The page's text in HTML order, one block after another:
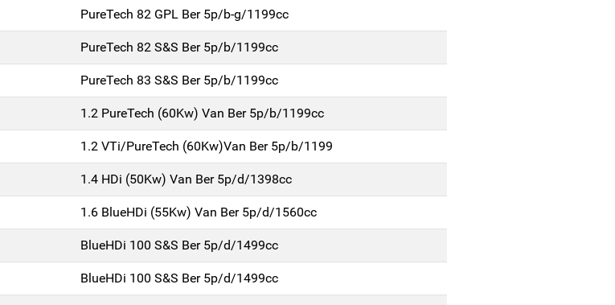
PureTech 82 GPL Ber 5p/b-g/1199cc
PureTech 82 S&S Ber 5p/b/1199cc
PureTech 83 S&S Ber 5p/b/1199cc
1.2 PureTech (60Kw) Van Ber 5p/b/1199cc
1.2 VTi/PureTech (60Kw)Van Ber 5p/b/1199
1.4 HDi (50Kw) Van Ber 5p/d/1398cc
1.6 BlueHDi (55Kw) Van Ber 5p/d/1560cc
BlueHDi 100 S&S Ber 5p/d/1499cc
BlueHDi 100 S&S Ber 5p/d/1499cc